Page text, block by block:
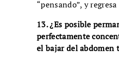
“pensando”, y
13. ¿Es posible
perfectamente
el bajar del abdomen